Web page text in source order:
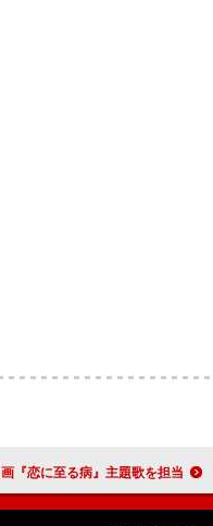
Saucy Dog、長尾謙杜（なにわ男子）×山田杏奈W主演映画『恋に至る病』主題歌を担当